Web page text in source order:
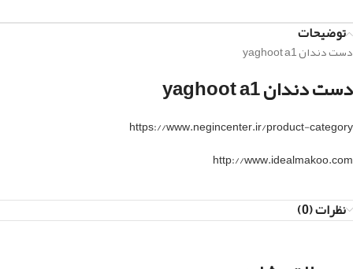
توضیحات
دست دندان yaghoot a1
دست دندان yaghoot a1
https://www.negincenter.ir/product-category
http://www.idealmakoo.com
نظرات (0)